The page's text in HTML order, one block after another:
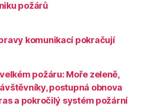
požárů
komunikací pokračují
požáru: Moře zeleně,
postupná obnova
a pokročilý systém požární